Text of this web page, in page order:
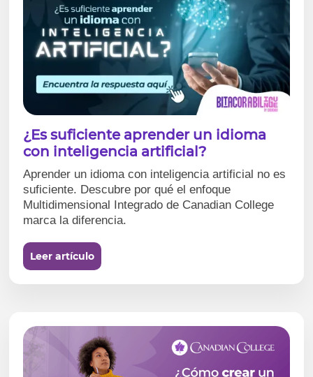
¿Es suficiente aprender un idioma
con inteligencia artificial?
Aprender un idioma con inteligencia artificial no es
suficiente. Descubre por qué el enfoque
Multidimensional Integrado de Canadian College
marca la diferencia.
Leer artículo